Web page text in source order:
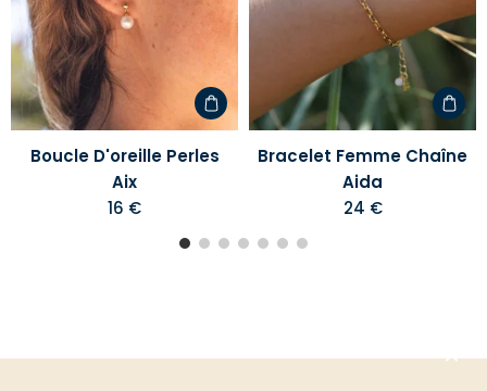
votre
liste
Boucle D'oreille Perles
Aix
16 €
votre
liste
Bracelet Femme Chaîne
Aida
24 €